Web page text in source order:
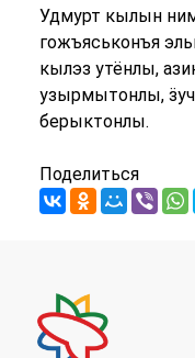
Удмурт кылын
гожъяськонъя
кылэз утёнлы,
узырмытонлы,
берыктонлы.
Поделиться